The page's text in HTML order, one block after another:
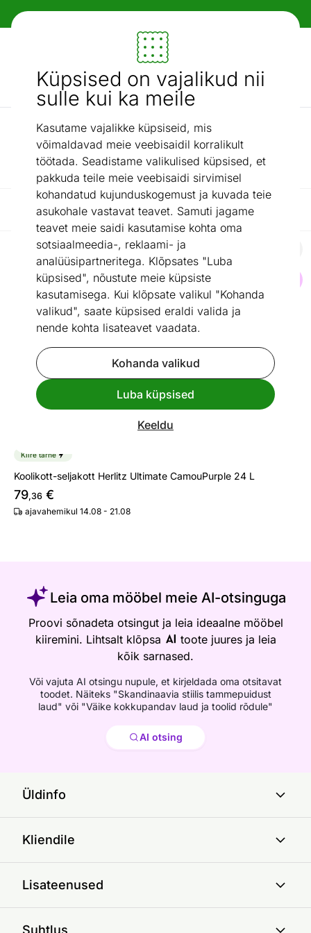
Küpsised on vajalikud nii
sulle kui ka meile
Kasutame vajalikke küpsiseid, mis
võimaldavad meie veebisaidil korralikult
töötada. Seadistame valikulised küpsised, et
pakkuda teile meie veebisaidi sirvimisel
kohandatud kujunduskogemust ja kuvada teie
asukohale vastavat teavet. Samuti jagame
teavet meie saidi kasutamise kohta oma
sotsiaalmeedia-, reklaami- ja
analüüsipartneritega. Klõpsates "Luba
küpsised", nõustute meie küpsiste
kasutamisega. Kui klõpsate valikul "Kohanda
valikud", saate küpsised eraldi valida ja
nende kohta lisateavet vaadata.
Kohanda valikud
Luba küpsised
Keeldu
Mööbel ja sisustus - ON24
Otsi...
AI otsing
Kaubamärgid / Herlitz
Herlitz
Filtreeri / Reasta
Koolikott-seljakott Herlitz Ultimate CamouPurple 24 L
Kiire tarne
Koolikott-seljakott Herlitz Ultimate CamouPurple 24 L
79,36 €
ajavahemikul 14.08 - 21.08
Leia oma mööbel meie AI-otsinguga
Proovi sõnadeta otsingut ja leia ideaalne mööbel
kiiremini. Lihtsalt klõpsa
toote juures ja leia
kõik sarnased.
Või vajuta AI otsingu nupule, et kirjeldada oma otsitavat
toodet. Näiteks "Skandinaavia stiilis tammepuidust
laud" või "Väike kokkupandav laud ja toolid rõdule"
AI otsing
Üldinfo
Kliendile
Lisateenused